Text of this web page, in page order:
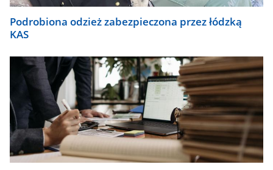
Podrobiona odzież zabezpieczona przez łódzką
KAS